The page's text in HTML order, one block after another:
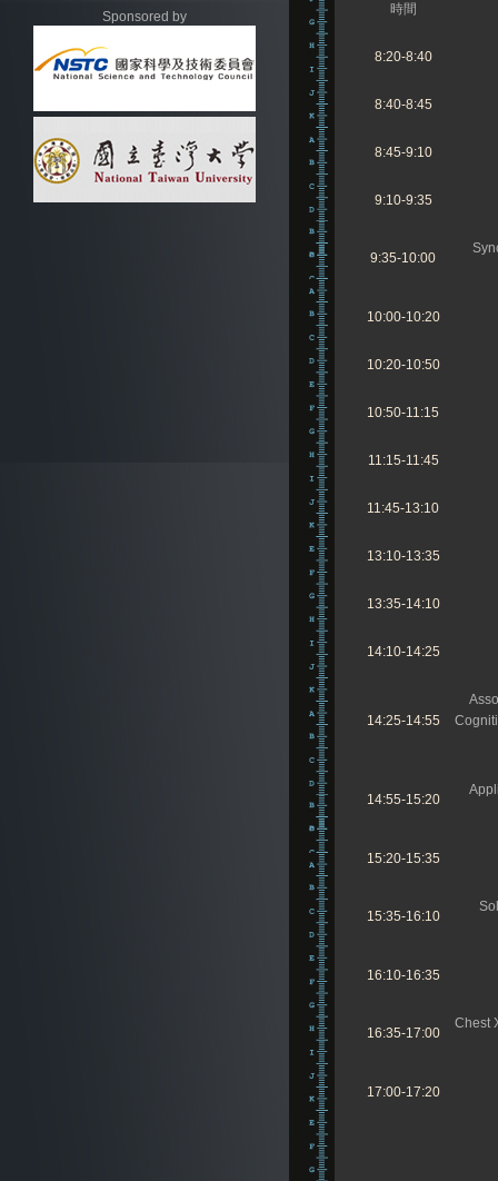
Sponsored by 時間
8:20-8:40
8:40-8:45
8:45-9:10
9:10-9:35
9:35-10:00
10:00-10:20
10:20-10:50
10:50-11:15
11:15-11:45
11:45-13:10
13:10-13:35
13:35-14:10
14:10-14:25
14:25-14:55
14:55-15:20
15:20-15:35
15:35-16:10
16:10-16:35
16:35-17:00
Chest
17:00-17:20